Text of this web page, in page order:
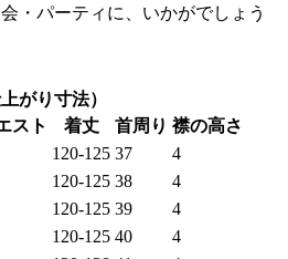
・パーティに、いかがでしょう
がり寸法）
スト 着丈 首周り 襟の高さ
120-125 37
4
120-125 38
4
120-125 39
4
120-125 40
4